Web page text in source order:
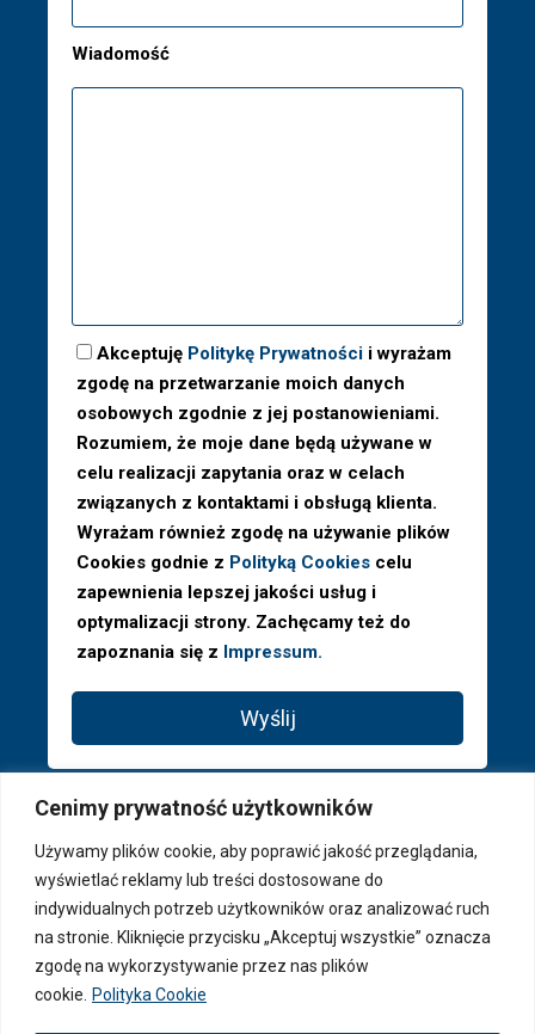
Cenimy prywatność użytkowników
Używamy plików cookie, aby poprawić jakość przeglądania,
wyświetlać reklamy lub treści dostosowane do
indywidualnych potrzeb użytkowników oraz analizować ruch
na stronie. Kliknięcie przycisku „Akceptuj wszystkie” oznacza
zgodę na wykorzystywanie przez nas plików
cookie. Polityka Cookie
Wiadomość
Akceptuję Politykę Prywatności i wyrażam
zgodę na przetwarzanie moich danych
osobowych zgodnie z jej postanowieniami.
Rozumiem, że moje dane będą używane w
celu realizacji zapytania oraz w celach
związanych z kontaktami i obsługą klienta.
Wyrażam również zgodę na używanie plików
Cookies godnie z Polityką Cookies celu
zapewnienia lepszej jakości usług i
optymalizacji strony. Zachęcamy też do
zapoznania się z Impressum.
Wyślij